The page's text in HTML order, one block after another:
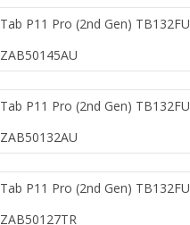
Tab P11 Pro (2nd Gen)
ZAB50145AU
Tab P11 Pro (2nd Gen)
ZAB50132AU
Tab P11 Pro (2nd Gen)
ZAB50127TR